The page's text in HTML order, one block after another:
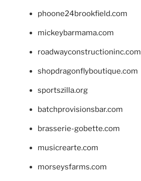
phoone24brookfield.com
mickeybarmama.com
roadwayconstructioninc.com
shopdragonflyboutique.com
sportszilla.org
batchprovisionsbar.com
brasserie-gobette.com
musicrearte.com
morseysfarms.com